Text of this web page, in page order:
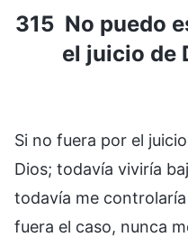
315 No puedo
el juicio de
Si no fuera por el
Dios; todavía viviría
todavía me
fuera el caso, nunca